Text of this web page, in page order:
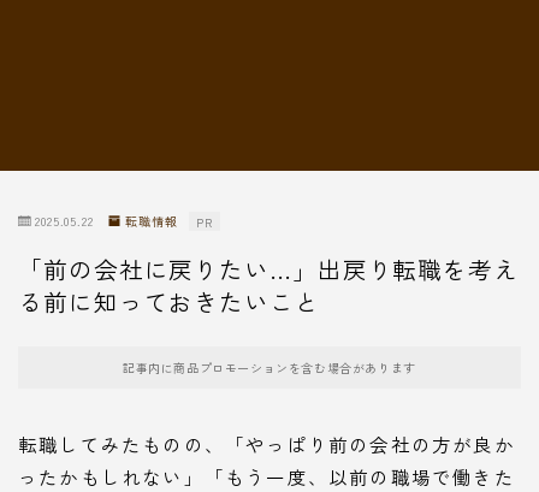
2025.05.22 転職情報 PR
「前の会社に戻りたい…」出戻り転職を考え
る前に知っておきたいこと
記事内に商品プロモーションを含む場合があります
転職してみたものの、「やっぱり前の会社の方が良か
ったかもしれない」「もう一度、以前の職場で働きた